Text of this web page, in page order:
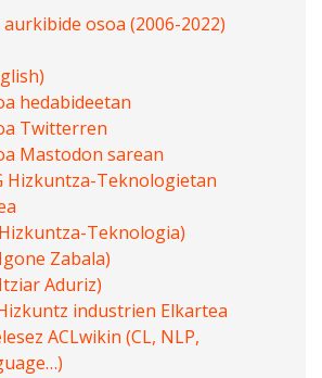
osoa (2006-2022)
hedabideetan
Twitterren
Mastodon sarean
Hizkuntza-Teknologietan
Teknologia)
Zabala)
Aduriz)
industrien Elkartea
ACLwikin (CL, NLP,